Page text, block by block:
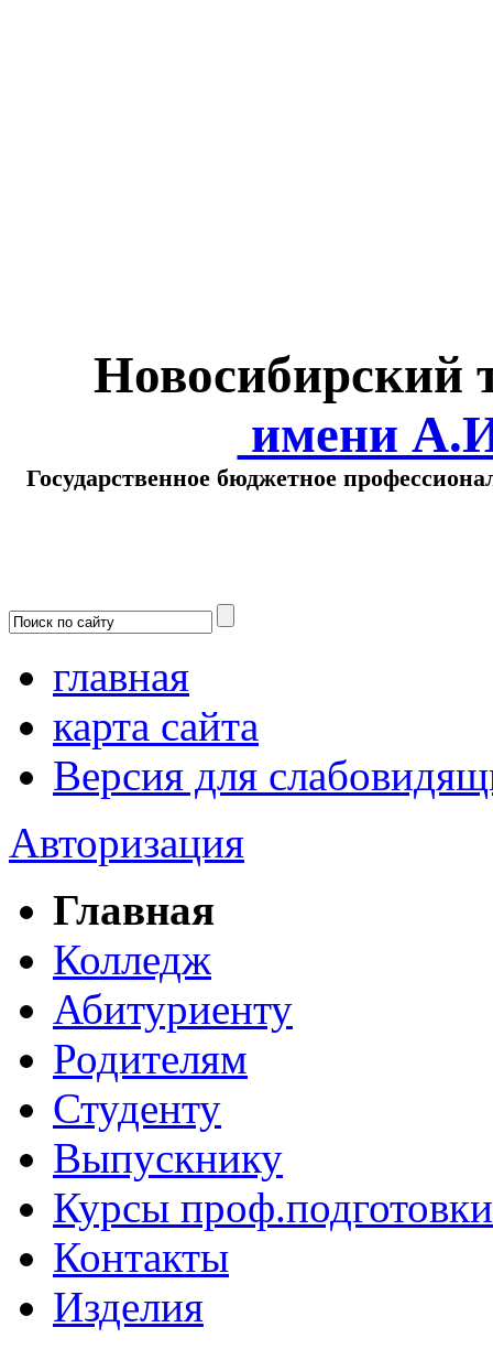
Новосибирский
имени
Государственное бюджетное
главная
карта сайта
Версия для
Авторизация
Главная
Колледж
Абитуриенту
Родителям
Студенту
Выпускнику
Курсы проф.подготовки
Контакты
Изделия